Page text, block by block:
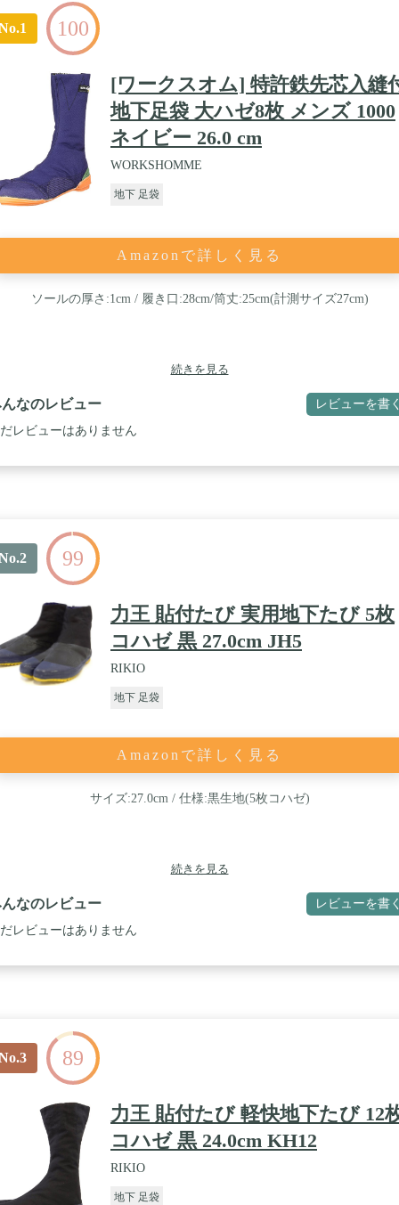
100
[ワークスオム] 特許鉄先芯入縫
地下足袋 大ハゼ8枚 メンズ 1000
ネイビー 26.0 cm
WORKSHOMME
地下 足袋
Amazonで詳しく見る
ソールの厚さ:1cm / 履き口:28cm/筒丈:25cm(計測サイズ27cm)
続きを見る
なのレビュー レビューを書
レビューはありません
99
力王 貼付たび 実用地下たび 5枚
コハゼ 黒 27.0cm JH5
RIKIO
地下 足袋
Amazonで詳しく見る
サイズ:27.0cm / 仕様:黒生地(5枚コハゼ)
続きを見る
なのレビュー レビューを書
レビューはありません
89
力王 貼付たび 軽快地下たび 12
コハゼ 黒 24.0cm KH12
RIKIO
地下 足袋